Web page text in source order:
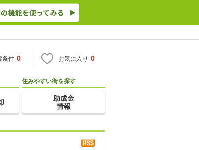
条件 0 お気に入り 0
住みやすい街を探す
助成金
情報